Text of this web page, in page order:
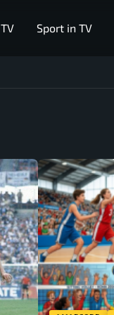
Sport in TV